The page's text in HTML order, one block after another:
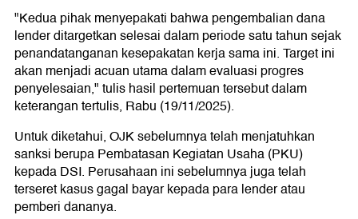
"Kedua pihak menyepakati bahwa pengembalian dana
lender ditargetkan selesai dalam periode satu tahun sejak
penandatanganan kesepakatan kerja sama ini. Target ini
akan menjadi acuan utama dalam evaluasi progres
penyelesaian," tulis hasil pertemuan tersebut dalam
keterangan tertulis, Rabu (19/11/2025).
Untuk diketahui, OJK sebelumnya telah menjatuhkan
sanksi berupa Pembatasan Kegiatan Usaha (PKU)
kepada DSI. Perusahaan ini sebelumnya juga telah
terseret kasus gagal bayar kepada para lender atau
pemberi dananya.